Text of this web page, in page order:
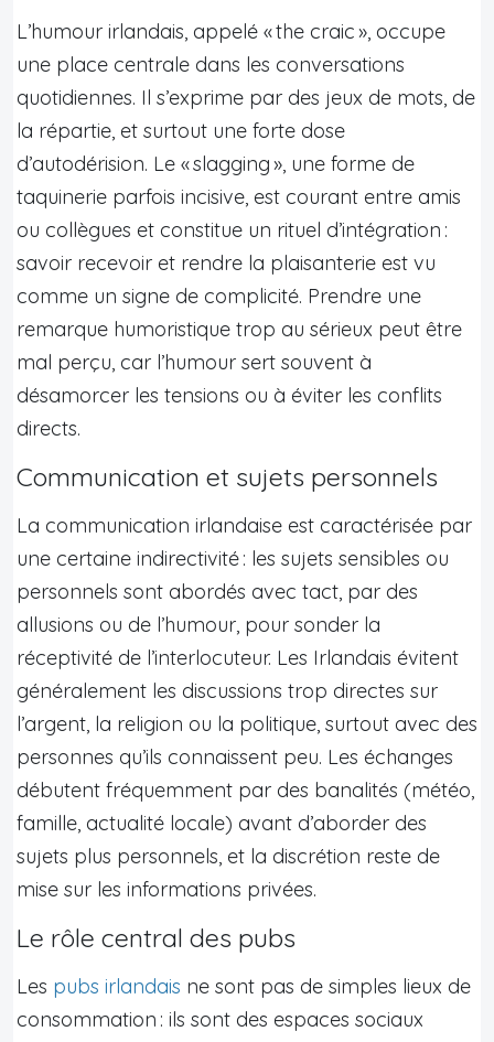
L’humour irlandais, appelé « the craic », occupe
une place centrale dans les conversations
quotidiennes. Il s’exprime par des jeux de mots, de
la répartie, et surtout une forte dose
d’autodérision. Le « slagging », une forme de
taquinerie parfois incisive, est courant entre amis
ou collègues et constitue un rituel d’intégration :
savoir recevoir et rendre la plaisanterie est vu
comme un signe de complicité. Prendre une
remarque humoristique trop au sérieux peut être
mal perçu, car l’humour sert souvent à
désamorcer les tensions ou à éviter les conflits
directs.
Communication et sujets personnels
La communication irlandaise est caractérisée par
une certaine indirectivité : les sujets sensibles ou
personnels sont abordés avec tact, par des
allusions ou de l’humour, pour sonder la
réceptivité de l’interlocuteur. Les Irlandais évitent
généralement les discussions trop directes sur
l’argent, la religion ou la politique, surtout avec des
personnes qu’ils connaissent peu. Les échanges
débutent fréquemment par des banalités (météo,
famille, actualité locale) avant d’aborder des
sujets plus personnels, et la discrétion reste de
mise sur les informations privées.
Le rôle central des pubs
Les pubs irlandais ne sont pas de simples lieux de
consommation : ils sont des espaces sociaux